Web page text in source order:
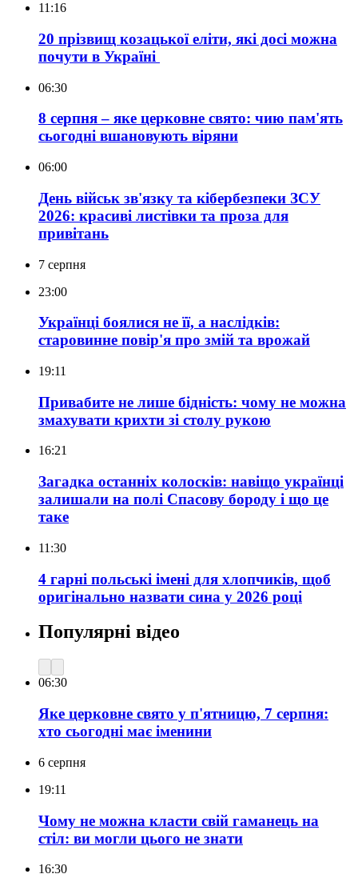
11:16
20 прізвищ козацької еліти, які досі можна
почути в Україні
06:30
8 серпня – яке церковне свято: чию пам'ять
сьогодні вшановують віряни
06:00
День військ зв'язку та кібербезпеки ЗСУ
2026: красиві листівки та проза для
привітань
7 серпня
23:00
Українці боялися не її, а наслідків:
старовинне повір'я про змій та врожай
19:11
Привабите не лише бідність: чому не можна
змахувати крихти зі столу рукою
16:21
Загадка останніх колосків: навіщо українці
залишали на полі Спасову бороду і що це
таке
11:30
4 гарні польські імені для хлопчиків, щоб
оригінально назвати сина у 2026 році
Популярні відео
06:30
Яке церковне свято у п'ятницю, 7 серпня:
хто сьогодні має іменини
6 серпня
19:11
Чому не можна класти свій гаманець на
стіл: ви могли цього не знати
16:30